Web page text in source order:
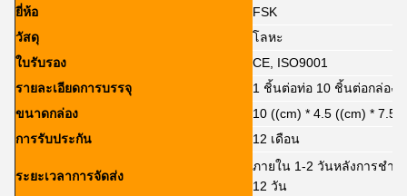
ยี่ห้อ
FSK
วัสดุ
โลหะ
ใบรับรอง
CE, ISO9001
รายละเอียดการบรรจุ
1 ชิ้นต่อท่อ 10 ชิ้นต่อกล่อง
ขนาดกล่อง
10 ((cm) * 4.5 ((cm) * 7.5
การรับประกัน
12 เดือน
ระยะเวลาการจัดส่ง
ภายใน 1-2 วันหลังการชํา
12 วัน